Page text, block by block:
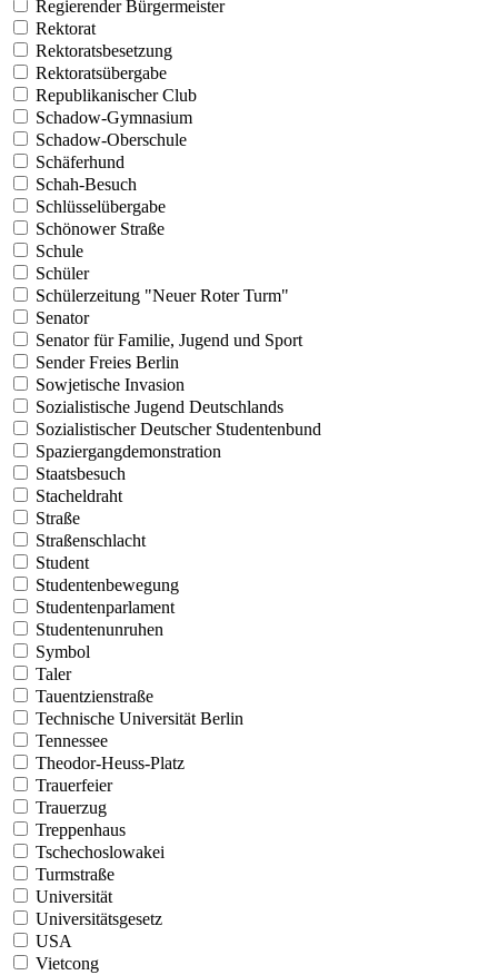
Regierender Bürgermeister
Rektorat
Rektoratsbesetzung
Rektoratsübergabe
Republikanischer Club
Schadow-Gymnasium
Schadow-Oberschule
Schäferhund
Schah-Besuch
Schlüsselübergabe
Schönower Straße
Schule
Schüler
Schülerzeitung "Neuer Roter Turm"
Senator
Senator für Familie, Jugend und Sport
Sender Freies Berlin
Sowjetische Invasion
Sozialistische Jugend Deutschlands
Sozialistischer Deutscher Studentenbund
Spaziergangdemonstration
Staatsbesuch
Stacheldraht
Straße
Straßenschlacht
Student
Studentenbewegung
Studentenparlament
Studentenunruhen
Symbol
Taler
Tauentzienstraße
Technische Universität Berlin
Tennessee
Theodor-Heuss-Platz
Trauerfeier
Trauerzug
Treppenhaus
Tschechoslowakei
Turmstraße
Universität
Universitätsgesetz
USA
Vietcong